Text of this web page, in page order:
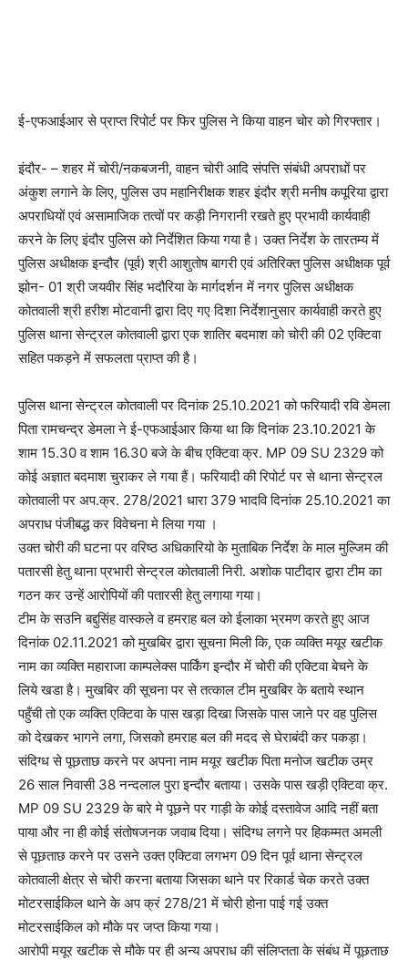
ई-एफआईआर से प्राप्त रिपोर्ट पर फिर पुलिस ने किया वाहन चोर को गिरफ्तार।
इंदौर- – शहर में चोरी/नकबजनी, वाहन चोरी आदि संपत्ति संबंधी अपराधों पर
अंकुश लगाने के लिए, पुलिस उप महानिरीक्षक शहर इंदौर श्री मनीष कपूरिया द्वारा
अपराधियों एवं असामाजिक तत्वों पर कड़ी निगरानी रखते हुए प्रभावी कार्यवाही
करने के लिए इंदौर पुलिस को निर्देशित किया गया है। उक्त निर्देश के तारतम्य में
पुलिस अधीक्षक इन्दौर (पूर्व) श्री आशुतोष बागरी एवं अतिरिक्त पुलिस अधीक्षक पूर्व
झोन- 01 श्री जयवीर सिंह भदौरिया के मार्गदर्शन में नगर पुलिस अधीक्षक
कोतवाली श्री हरीश मोटवानी द्वारा दिए गए दिशा निर्देशानुसार कार्यवाही करते हुए
पुलिस थाना सेन्ट्रल कोतवाली द्वारा एक शातिर बदमाश को चोरी की 02 एक्टिवा
सहित पकड़ने में सफलता प्राप्त की है।
पुलिस थाना सेन्ट्रल कोतवाली पर दिनांक 25.10.2021 को फरियादी रवि डेमला
पिता रामचन्द्र डेमला ने ई-एफआईआर किया था कि दिनांक 23.10.2021 के
शाम 15.30 व शाम 16.30 बजे के बीच एक्टिवा क्र. MP 09 SU 2329 को
कोई अज्ञात बदमाश चुराकर ले गया हैं। फरियादी की रिपोर्ट पर से थाना सेन्ट्रल
कोतवाली पर अप.क्र. 278/2021 धारा 379 भादवि दिनांक 25.10.2021 का
अपराध पंजीबद्ध कर विवेचना मे लिया गया ।
उक्त चोरी की घटना पर वरिष्ठ अधिकारियो के मुताबिक निर्देश के माल मुल्जिम की
पतारसी हेतु थाना प्रभारी सेन्ट्रल कोतवाली निरी. अशोक पाटीदार द्वारा टीम का
गठन कर उन्हें आरोपियों की पतारसी हेतु लगाया गया।
टीम के सउनि बद्दुसिंह वास्कले व हमराह बल को ईलाका भ्रमण करते हुए आज
दिनांक 02.11.2021 को मुखबिर द्वारा सूचना मिली कि, एक व्यक्ति मयूर खटीक
नाम का व्यक्ति महाराजा काम्पलेक्स पार्किंग इन्दौर में चोरी की एक्टिवा बेचने के
लिये खडा है। मुखबिर की सूचना पर से तत्काल टीम मुखबिर के बताये स्थान
पहुँची तो एक व्यक्ति एक्टिवा के पास खड़ा दिखा जिसके पास जाने पर वह पुलिस
को देखकर भागने लगा, जिसको हमराह बल की मदद से घेराबंदी कर पकड़ा।
संदिग्ध से पूछताछ करने पर अपना नाम मयूर खटीक पिता मनोज खटीक उम्र
26 साल निवासी 38 नन्दलाल पुरा इन्दौर बताया। उसके पास खड़ी एक्टिवा क्र.
MP 09 SU 2329 के बारे मे पूछने पर गाड़ी के कोई दस्तावेज आदि नहीं बता
पाया और ना ही कोई संतोषजनक जवाब दिया। संदिग्ध लगने पर हिकम्मत अमली
से पूछताछ करने पर उसने उक्त एक्टिवा लगभग 09 दिन पूर्व थाना सेन्ट्रल
कोतवाली क्षेत्र से चोरी करना बताया जिसका थाने पर रिकार्ड चेक करते उक्त
मोटरसाईकिल थाने के अप क्रं 278/21 में चोरी होना पाई गई उक्त
मोटरसाईकिल को मौके पर जप्त किया गया।
आरोपी मयूर खटीक से मौके पर ही अन्य अपराध की संलिप्तता के संबंध में पूछताछ